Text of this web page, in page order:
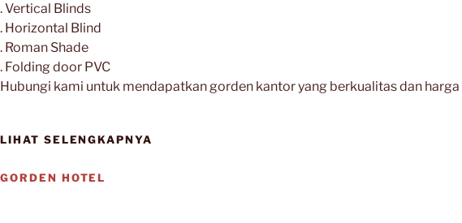
. Vertical Blinds
. Horizontal Blind
. Roman Shade
. Folding door PVC
Hubungi kami untuk mendapatkan gorden kantor yang berkualitas dan
LIHAT SELENGKAPNYA
GORDEN HOTEL